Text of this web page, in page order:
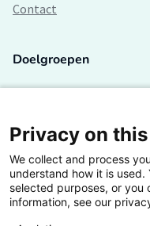
Contact
Doelgroepen
Lectoren en
Bedrijven
Hogescholen
Privacy on
We collect and process
understand how it is
selected purposes, or you
information, see our